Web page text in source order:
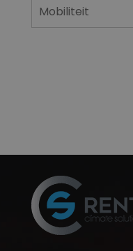
Mobiliteit